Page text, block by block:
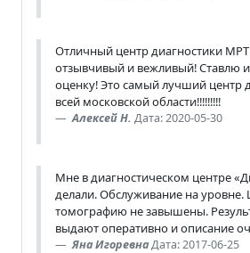
Отличный центр диагностики
отзывчивый и вежливый! Ставлю
оценку! Это самый лучший центр
всей московской области!!!!!!!!!
Алексей Н. Дата: 2020-05-30
Мне в диагностическом центре
делали. Обслуживание на
томографию не завышены.
выдают оперативно и описание
Яна ИгоревнаДата: 2017-06-25